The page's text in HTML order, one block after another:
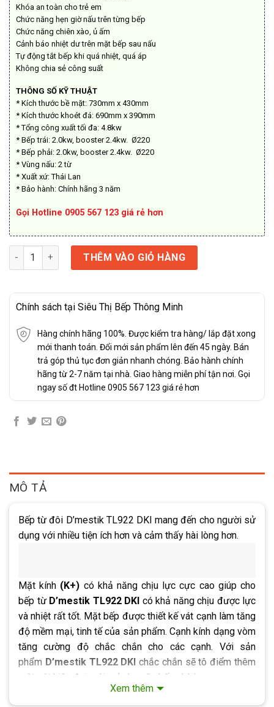
Khóa an toàn cho trẻ em
Chức năng hẹn giờ nấu trên từng bếp
Chức năng chiên xào, ủ ấm
Cảnh báo nhiệt dư trên mặt bếp sau nấu
Tự động tắt bếp khi quá nhiệt, quá áp
Không chia sẻ công suất
THÔNG SỐ KỸ THUẬT
* Kích thước bề mặt: 730mm x 430mm
* Kích thước khoét đá: 690mm x 390mm
* Tổng công xuất tối đa: 4.8kw
* Bếp trái: 2.0kw, booster 2.4kw. Ø220
* Bếp phải: 2.0kw, booster 2.4kw. Ø220
* Vùng nấu: 2 từ
* Xuất xứ: Thái Lan
* Bảo hành: Chính hãng 3 năm
Gọi Hotline 0905 567 123 giá rẻ hơn
Bếp từ D'mestik TL922 DKI (Bo Viền) số lượng
THÊM VÀO GIỎ HÀNG
Chính sách tại Siêu Thị Bếp Thông Minh
Hàng chính hãng 100%. Được kiểm tra hàng/ lắp đặt xong
mới thanh toán. Đổi mới sản phẩm lên đến 45 ngày. Bán
trả góp thủ tục đơn giản nhanh chóng. Bảo hành chính
hãng từ 2-7 năm tại nhà. Giao hàng miễn phí tận nơi. Gọi
ngay số đt Hotline 0905 567 123 giá rẻ hơn
MÔ TẢ
Bếp từ đôi D’mestik TL922 DKI mang đến cho người sử
dụng với nhiều tiện ích hơn và cảm thấy hài lòng hơn.
Mặt kính (K+) có khả năng chịu lực cực cao giúp cho
bếp từ D’mestik TL922 DKI có khả năng chịu được lực
và nhiệt rất tốt. Mặt bếp được thiết kế vát cạnh làm tăng
độ mềm mại, tinh tế của sản phẩm. Cạnh kính dạng vòm
tăng cường độ chắc chắn cho các cạnh. Với sản
phẩm D’mestik TL922 DKI chắc chắn sẽ tô điểm thêm
một nét hiện đại mới mẻ cho căn bếp nhà bạn.
Xem thêm